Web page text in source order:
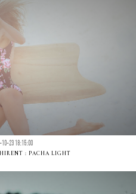
10-23 18:15:00
: PACHA LIGHT